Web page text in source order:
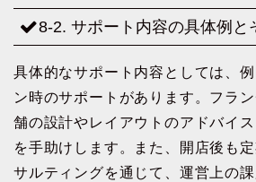
8-2. サポート内容の具体例と
具体的なサポート内容としては、
ン時のサポートがあります。フラ
舗の設計やレイアウトのアドバイ
を手助けします。また、開店後も
サルティングを通じて、運営上の